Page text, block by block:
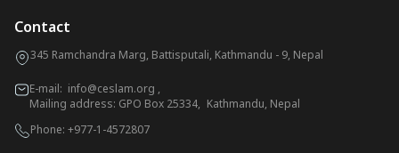
Contact
345 Ramchandra Marg, Battisputali, Kathmandu - 9, Nepal
E-mail: info@ceslam.org ,
Mailing address: GPO Box 25334, Kathmandu, Nepal
Phone: +977-1-4572807